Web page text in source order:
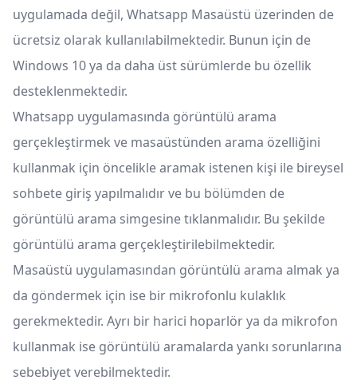
uygulamada değil, Whatsapp Masaüstü üzerinden de
ücretsiz olarak kullanılabilmektedir. Bunun için de
Windows 10 ya da daha üst sürümlerde bu özellik
desteklenmektedir.
Whatsapp uygulamasında görüntülü arama
gerçekleştirmek ve masaüstünden arama özelliğini
kullanmak için öncelikle aramak istenen kişi ile bireysel
sohbete giriş yapılmalıdır ve bu bölümden de
görüntülü arama simgesine tıklanmalıdır. Bu şekilde
görüntülü arama gerçekleştirilebilmektedir.
Masaüstü uygulamasından görüntülü arama almak ya
da göndermek için ise bir mikrofonlu kulaklık
gerekmektedir. Ayrı bir harici hoparlör ya da mikrofon
kullanmak ise görüntülü aramalarda yankı sorunlarına
sebebiyet verebilmektedir.